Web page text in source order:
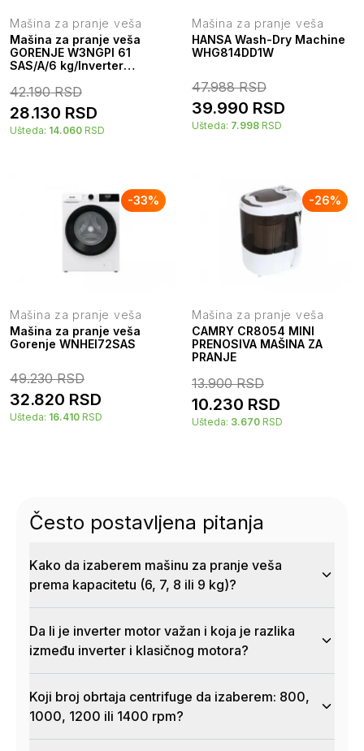
Mašina za pranje veša
Mašina za pranje veša
GORENJE W3NGPI 61
SAS/A/6 kg/Inverter
programa/bela
42.190RSD
28.130 RSD
Ušteda: 14.060 RSD
Mašina za pranje veša
HANSA Wash-Dry Machine
WHG814DD1W
47.988 RSD
39.990 RSD
Ušteda: 7.998 RSD
-33%
Mašina za pranje veša
Mašina za pranje veša
Gorenje WNHEI72SAS
49.230RSD
32.820 RSD
Ušteda: 16.410 RSD
-26%
Mašina za pranje veša
CAMRY CR8054 MINI
PRENOSIVA MAŠINA ZA
PRANJE
13.900RSD
10.230 RSD
Ušteda: 3.670 RSD
Često postavljena pitanja
Kako da izaberem mašinu za pranje veša
prema kapacitetu (6, 7, 8 ili 9 kg)?
Da li je inverter motor važan i koja je razlika
između inverter i klasičnog motora?
Koji broj obrtaja centrifuge da izaberem: 800,
1000, 1200 ili 1400 rpm?